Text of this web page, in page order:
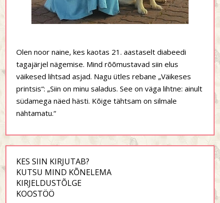
Olen noor naine, kes kaotas 21. aastaselt diabeedi
tagajärjel nägemise. Mind rõõmustavad siin elus
väikesed lihtsad asjad. Nagu ütles rebane „Väikeses
printsis“: „Siin on minu saladus. See on väga lihtne: ainult
südamega näed hästi. Kõige tähtsam on silmale
nähtamatu.“
KES SIIN KIRJUTAB?
KUTSU MIND KÕNELEMA
KIRJELDUSTÕLGE
KOOSTÖÖ